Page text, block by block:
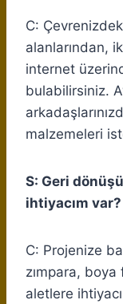
C:
alanlarından,
internet
bulabilirsiniz.
malzemeleri
S: Geri
ihtiyacım var?
C: Projenize
zımpara, boya
aletlere